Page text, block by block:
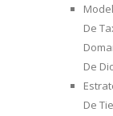
De
De
De